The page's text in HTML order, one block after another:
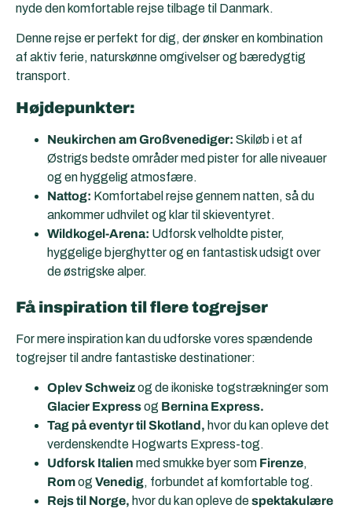
nyde den komfortable rejse tilbage til Danmark.
Denne rejse er perfekt for dig, der ønsker en kombination
af aktiv ferie, naturskønne omgivelser og bæredygtig
transport.
Højdepunkter:
Neukirchen am Großvenediger: Skiløb i et af
Østrigs bedste områder med pister for alle niveauer
og en hyggelig atmosfære.
Nattog: Komfortabel rejse gennem natten, så du
ankommer udhvilet og klar til skieventyret.
Wildkogel-Arena: Udforsk velholdte pister,
hyggelige bjerghytter og en fantastisk udsigt over
de østrigske alper.
Få inspiration til flere togrejser
For mere inspiration kan du udforske vores spændende
togrejser til andre fantastiske destinationer:
Oplev Schweizog de ikoniske togstrækninger som
Glacier Expressog Bernina Express.
Tag på eventyr til Skotland, hvor du kan opleve det
verdenskendte Hogwarts Express-tog.
Udforsk Italien med smukke byer som Firenze,
Romog Venedig, forbundet af komfortable tog.
Rejs til Norge, hvor du kan opleve despektakulære